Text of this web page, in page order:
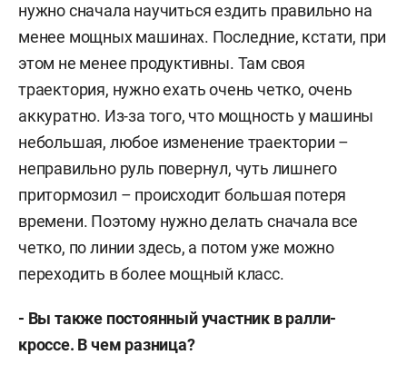
нужно сначала научиться ездить правильно на
менее мощных машинах. Последние, кстати, при
этом не менее продуктивны. Там своя
траектория, нужно ехать очень четко, очень
аккуратно. Из-за того, что мощность у машины
небольшая, любое изменение траектории –
неправильно руль повернул, чуть лишнего
притормозил – происходит большая потеря
времени. Поэтому нужно делать сначала все
четко, по линии здесь, а потом уже можно
переходить в более мощный класс.
- Вы также постоянный участник в ралли-
кроссе. В чем разница?